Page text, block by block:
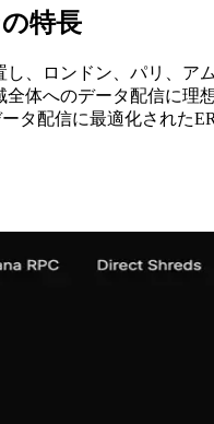
特長
、ロンドン、パリ、ア
体へのデータ配信に理
タ配信に最適化された